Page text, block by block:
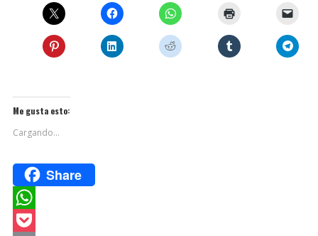
Me gusta esto:
Cargando...
Share
W